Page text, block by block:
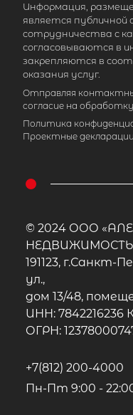
Информация,
является публичной
сотрудничества с
согласовываются в
закрепляются в
оказания услуг.
Отправляя
согласие на
Политика
Проектные декларации
© 2024 ООО
191123, г.Санкт-
ул.,
дом 13/48,
ИНН: 7842216236
ОГРН:
+7(812) 200-4000
Пн-Пт 9:00 -